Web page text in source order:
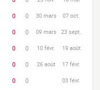
0 0 30 mars 07 oct.
0 0 09 mars 23 sept.
0 0 10 févr. 19 août
0 0 26 août 17 févr.
0 0 03 févr.